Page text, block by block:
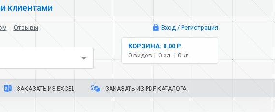
клиентами
Отзывы Вход / Регистрация
КОРЗИНА: 0.00 Р.
0 видов
0 ед. 0 кг.
ЗАКАЗАТЬ ИЗ EXCEL ЗАКАЗАТЬ ИЗ PDF-КАТАЛОГА